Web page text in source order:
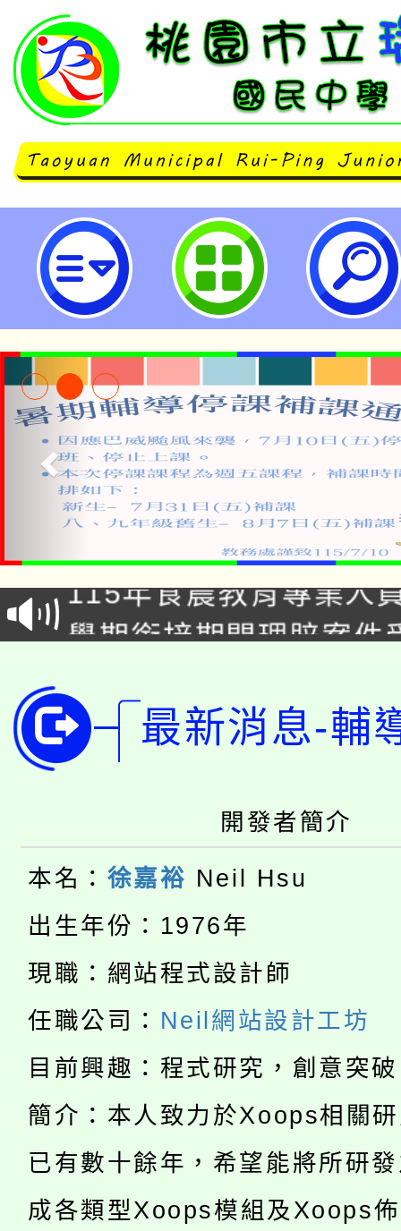
neilrpjhstyc網站設計者：徐嘉
淨零綠生活教案入校路
會
115年食農教育專業人
程
學期銜接期間理賠案件
版
公告本校115學年度第
代理(課)教師甄選結果(
「2026金融保險知識
桃園市115學年度學生
生本土語及新住民語歌
公告本校115學年度第
代理(課)教師甄選結果(
公告本校115學年度第
代理(課)教師甄選結果(
轉知中國文化大學推廣
《TA101》溝通分析基
程，歡迎學生輔導中心
心理、諮商輔導、社會
系所師生報名參加。
淨零綠生活教案入校路
會
115年食農教育專業人
程
學期銜接期間理賠案件
學籍身 分審查程序及
版
淨零綠領人才培育課程
公告本校115學年度第
代理(課)教師甄選結果(
「2026金融保險知識
最新消息-輔
開發者簡介
本名： 徐嘉裕 Neil Hsu
出生年份：1976年
現職：網站程式設計師
任職公司： Neil網站設計工坊
目前興趣：程式研究，創意突
簡介：本人致力於Xoops相關
已有數十餘年，希望能將所研
成各類型Xoops模組及Xoops